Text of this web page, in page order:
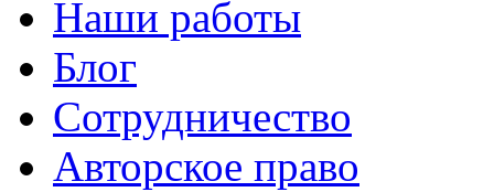
Наши работы
Блог
Сотрудничество
Авторское право